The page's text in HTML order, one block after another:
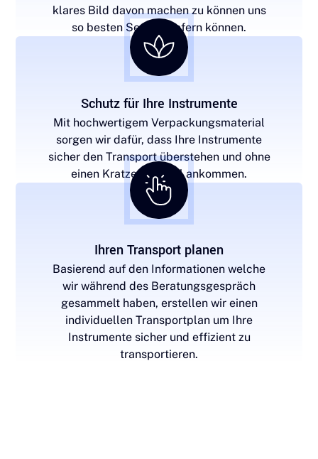
klares Bild davon machen zu können uns
so besten Service liefern können.
Schutz für Ihre Instrumente
Mit hochwertigem Verpackungsmaterial
sorgen wir dafür, dass Ihre Instrumente
sicher den Transport überstehen und ohne
einen Kratzer am Ziel ankommen.
Ihren Transport planen
Basierend auf den Informationen welche
wir während des Beratungsgespräch
gesammelt haben, erstellen wir einen
individuellen Transportplan um Ihre
Instrumente sicher und effizient zu
transportieren.